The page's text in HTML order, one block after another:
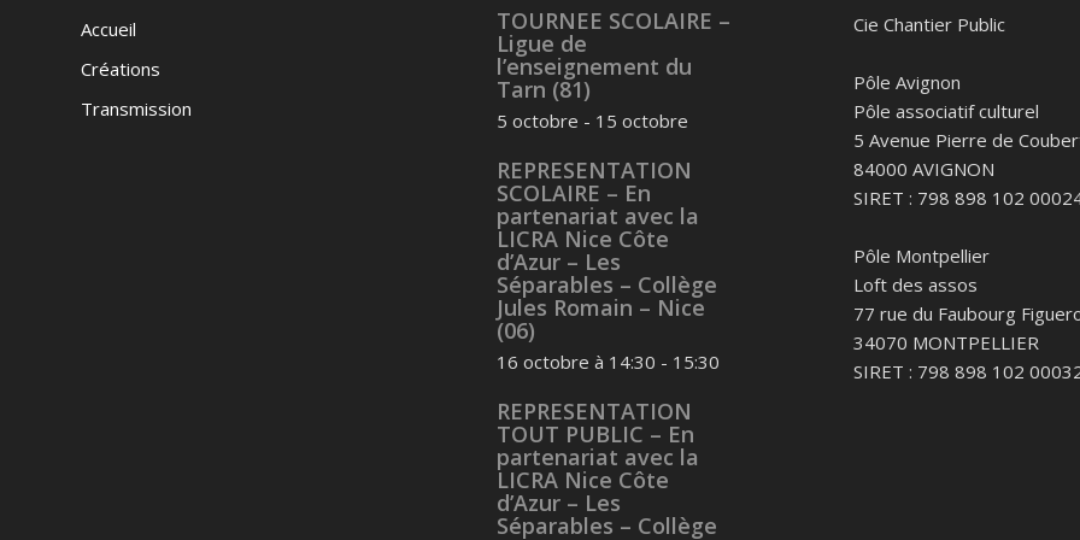
Accueil
Créations
Transmission
TOURNEE SCOLAIRE –
Ligue de
l’enseignement du
Tarn (81)
5 octobre - 15 octobre
REPRESENTATION
SCOLAIRE – En
partenariat avec la
LICRA Nice Côte
d’Azur – Les
Séparables – Collège
Jules Romain – Nice
(06)
16 octobre à 14:30 - 15:30
REPRESENTATION
TOUT PUBLIC – En
partenariat avec la
LICRA Nice Côte
d’Azur – Les
Séparables – Collège
Cie Chantier Public
Pôle Avignon
Pôle associatif culturel
5 Avenue Pierre de
84000 AVIGNON
SIRET : 798 898 102
Pôle Montpellier
Loft des assos
77 rue du Faubourg
34070 MONTPELLIER
SIRET : 798 898 102